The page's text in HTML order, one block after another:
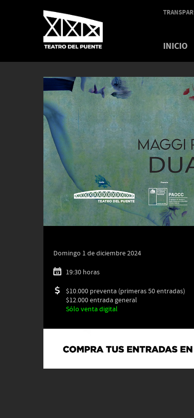
INICIO
Domingo 1 de diciembre 2024
19:30 horas
$10.000 preventa (primeras 50 entradas)
$12.000 entrada general
Sólo venta digital